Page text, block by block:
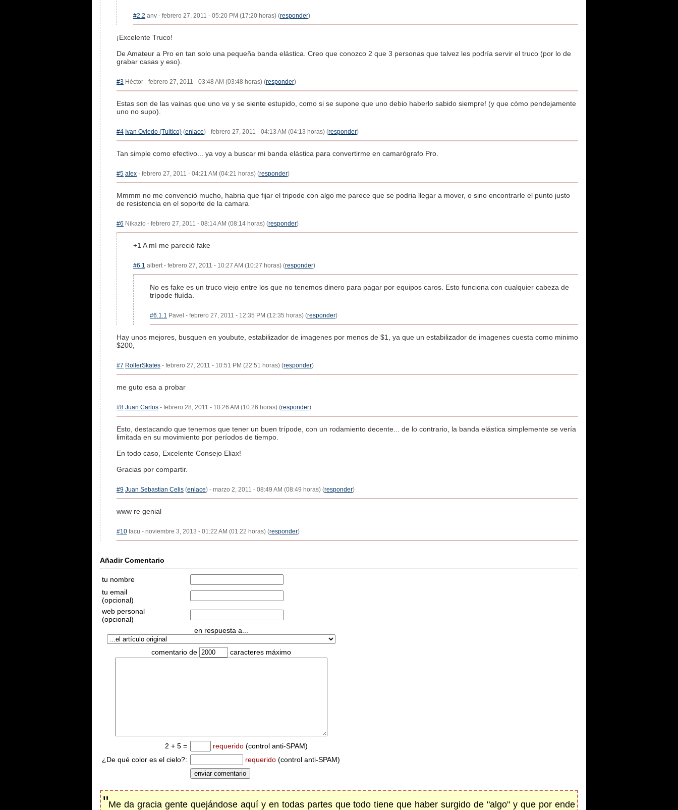
#2.2 anv - febrero 27, 2011 - 05:20 PM (17:20 horas) (responder)
¡Excelente Truco!
De Amateur a Pro en tan solo una pequeña banda elástica. Creo que conozco 2 que 3 personas que talvez les podría servir el truco (por lo de
grabar casas y eso).
#3 Héctor - febrero 27, 2011 - 03:48 AM (03:48 horas) (responder)
Estas son de las vainas que uno ve y se siente estupido, como si se supone que uno debio haberlo sabido siempre! (y que cómo pendejamente
uno no supo).
#4 Ivan Oviedo (Tuitico) (enlace) - febrero 27, 2011 - 04:13 AM (04:13 horas) (responder)
Tan simple como efectivo... ya voy a buscar mi banda elástica para convertirme en camarógrafo Pro.
#5 alex - febrero 27, 2011 - 04:21 AM (04:21 horas) (responder)
Mmmm no me convenció mucho, habria que fijar el tripode con algo me parece que se podria llegar a mover, o sino encontrarle el punto justo
de resistencia en el soporte de la camara
#6 Nikazio - febrero 27, 2011 - 08:14 AM (08:14 horas) (responder)
+1 A mí me pareció fake
#6.1 albert - febrero 27, 2011 - 10:27 AM (10:27 horas) (responder)
No es fake es un truco viejo entre los que no tenemos dinero para pagar por equipos caros. Esto funciona con cualquier cabeza de
trípode fluída.
#6.1.1 Pavel - febrero 27, 2011 - 12:35 PM (12:35 horas) (responder)
Hay unos mejores, busquen en youbute, estabilizador de imagenes por menos de $1, ya que un estabilizador de imagenes cuesta como minimo
$200,
#7 RollerSkates - febrero 27, 2011 - 10:51 PM (22:51 horas) (responder)
me guto esa a probar
#8 Juan Carlos - febrero 28, 2011 - 10:26 AM (10:26 horas) (responder)
Esto, destacando que tenemos que tener un buen trípode, con un rodamiento decente... de lo contrario, la banda elástica simplemente se vería
limitada en su movimiento por períodos de tiempo.
En todo caso, Excelente Consejo Eliax!
Gracias por compartir.
#9 Juan Sebastian Celis (enlace) - marzo 2, 2011 - 08:49 AM (08:49 horas) (responder)
www re genial
#10 facu - noviembre 3, 2013 - 01:22 AM (01:22 horas) (responder)
Añadir Comentario
tu nombre
tu email
(opcional)
web personal
(opcional)
en respuesta a...
comentario de caracteres máximo
2 + 5 = requerido (control anti-SPAM)
¿De qué color es el cielo?:
requerido (control anti-SPAM)
"Me da gracia gente quejándose aquí y en todas partes que todo tiene que haber surgido de "algo" y que por ende